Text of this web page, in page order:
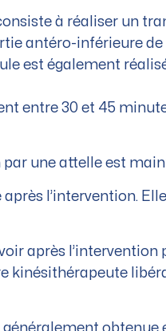
à réaliser un
antéro-inférieure
est également
entre 30 et 45
une attelle est
l’intervention.
après
kinésithérapeute